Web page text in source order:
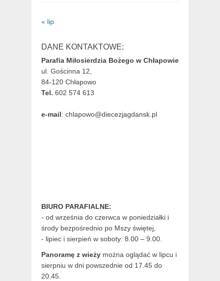
« lip
DANE KONTAKTOWE:
Parafia Miłosierdzia Bożego w Chłapowie
ul. Gościnna 12,
84-120 Chłapowo
Tel. 602 574 613
e-mail: chlapowo@diecezjagdansk.pl
BIURO PARAFIALNE:
- od września do czerwca w poniedziałki i
środy bezpośrednio po Mszy świętej,
- lipiec i sierpień w soboty: 8.00 – 9.00.
Panoramę z wieży można oglądać w lipcu i
sierpniu w dni powszednie od 17.45 do
20.45.